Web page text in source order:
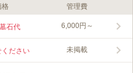
十番駅」「乃木坂駅」から徒歩圏
で緑に囲まれているので、ゆったり
。また、近くには商業施設があり、
格 管理費
石代 6,000円～
ください 未掲載